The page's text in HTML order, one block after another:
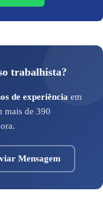
trabalhista?
de experiência em
mais de 390
Mensagem